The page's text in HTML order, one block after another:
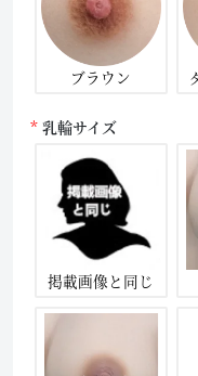
ブラウン
乳輪サイズ
掲載画像と同じ